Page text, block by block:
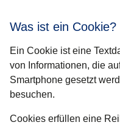
Was ist ein Cookie?
Ein Cookie ist eine
von Informationen, die
Smartphone gesetzt
besuchen.
Cookies erfüllen eine